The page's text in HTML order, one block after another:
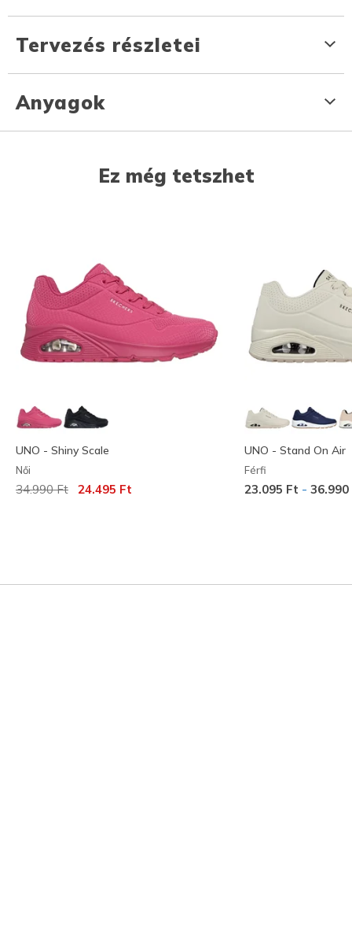
Tervezés részletei
Anyagok
Ez még tetszhet
UNO - Shiny Scale
Női
Az ár a következőhöz képest csökkent:
34.990 Ft címzett:
24.495 Ft
UNO - Stand On Air
Férfi
23.095 Ft - 36.990